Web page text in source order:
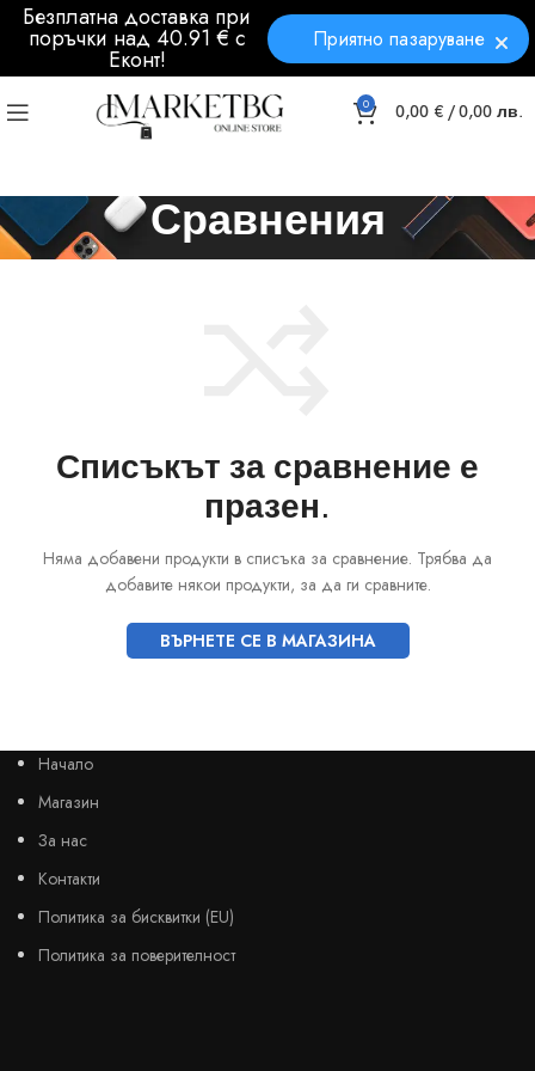
Безплатна доставка при
поръчки над 40.91 € с
Еконт!
Приятно пазаруване
0 0,00 € / 0,00 лв.
Сравнения
Списъкът за сравнение е
празен.
Няма добавени продукти в списъка за сравнение. Трябва да
добавите някои продукти, за да ги сравните.
ВЪРНЕТЕ СЕ В МАГАЗИНА
Начало
Магазин
За нас
Контакти
Политика за бисквитки (EU)
Политика за поверителност